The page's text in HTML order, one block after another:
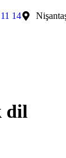
14
dil